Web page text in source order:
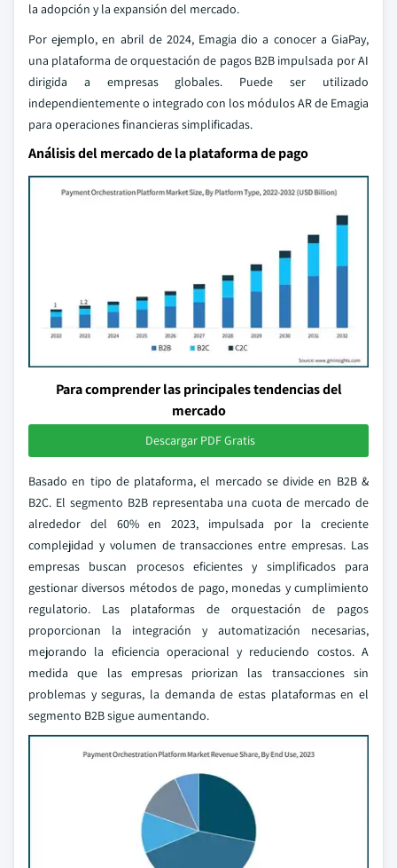
la adopción y la expansión del mercado.
Por ejemplo, en abril de 2024, Emagia dio a conocer a GiaPay,
una plataforma de orquestación de pagos B2B impulsada por AI
dirigida a empresas globales. Puede ser utilizado
independientemente o integrado con los módulos AR de Emagia
para operaciones financieras simplificadas.
Análisis del mercado de la plataforma de pago
Para comprender las principales tendencias del
mercado
Descargar PDF Gratis
Basado en tipo de plataforma, el mercado se divide en B2B &
B2C. El segmento B2B representaba una cuota de mercado de
alrededor del 60% en 2023, impulsada por la creciente
complejidad y volumen de transacciones entre empresas. Las
empresas buscan procesos eficientes y simplificados para
gestionar diversos métodos de pago, monedas y cumplimiento
regulatorio. Las plataformas de orquestación de pagos
proporcionan la integración y automatización necesarias,
mejorando la eficiencia operacional y reduciendo costos. A
medida que las empresas priorizan las transacciones sin
problemas y seguras, la demanda de estas plataformas en el
segmento B2B sigue aumentando.